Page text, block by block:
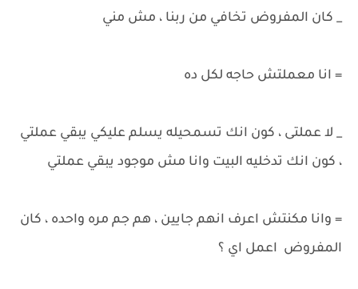
_ كان المفروض تخافي من ربنا ، مش مني
= انا معملتش حاجه لكل ده
_ لا عملتى ، كون انك تسمحيله يسلم عليكي يبقي عملتي
، كون انك تدخليه البيت وانا مش موجود يبقي عملتي
= وانا مكنتش اعرف انهم جايين ، هم جم مره واحده ، كان
المفروض اعمل اي ؟